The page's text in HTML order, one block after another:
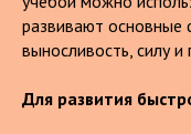
развивают основные
выносливость, силу и
Для развития